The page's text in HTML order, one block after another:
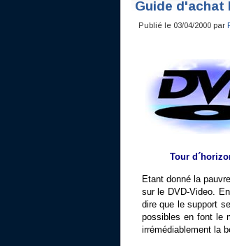
Guide d'achat
Publié le 03/04/2000 par
Tour
Etant donné la
sur le DVD-Video.
dire que le support
possibles en font le
irrémédiablement la